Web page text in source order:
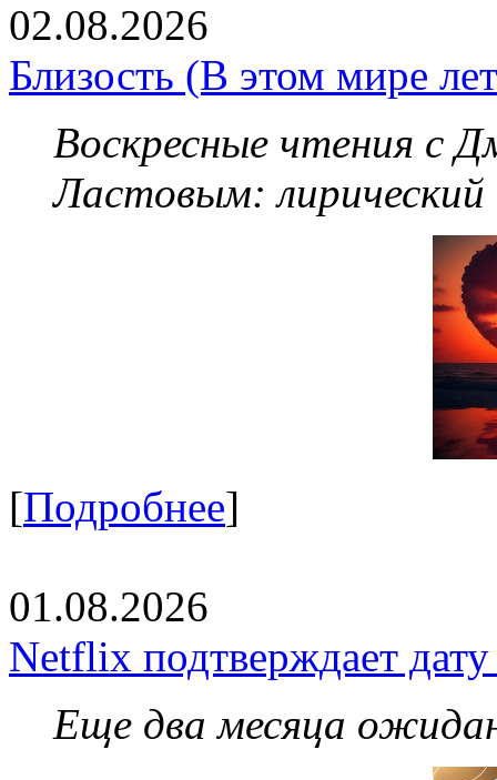
02.08.2026
Близость (В этом мире
Воскресные чтения с
Ластовым:
[Подробнее]
01.08.2026
Netflix подтверждает
Еще два месяца